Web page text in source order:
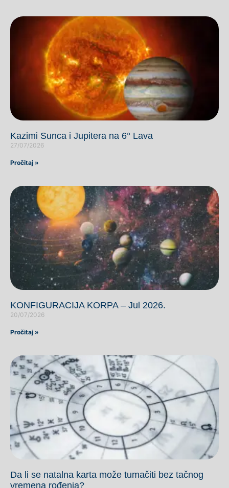
Kazimi Sunca i Jupitera na 6° Lava
27/07/2026
Pročitaj »
KONFIGURACIJA KORPA – Jul 2026.
20/07/2026
Pročitaj »
Da li se natalna karta može tumačiti bez tačnog
vremena rođenja?